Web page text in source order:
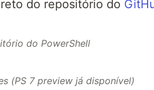
do repositório do
do PowerShell
(PS 7 preview já disponível)